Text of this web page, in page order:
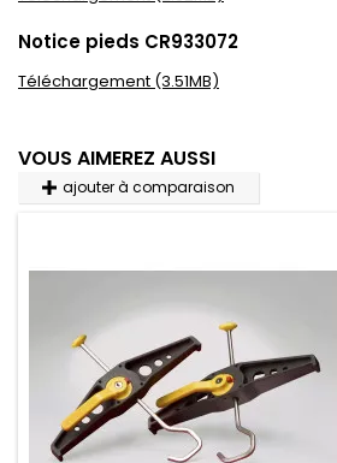
Notice pieds CR933072
Téléchargement (3.51MB)
VOUS AIMEREZ AUSSI
ajouter à comparaison